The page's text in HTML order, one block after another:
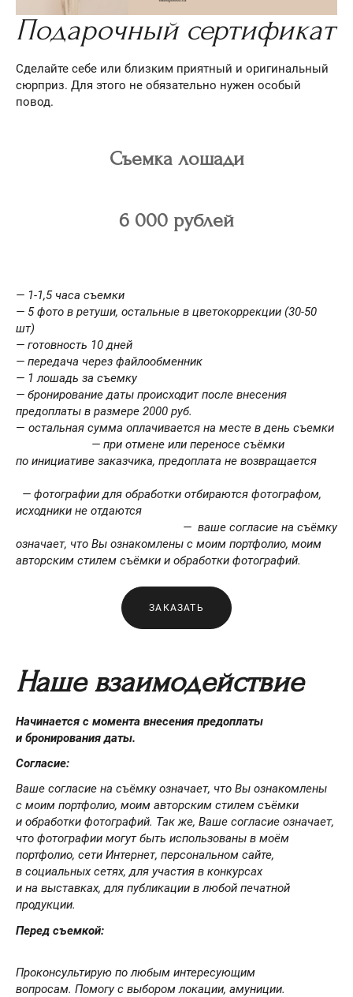
Подарочный сертификат
Сделайте себе или близким приятный и оригинальный
сюрприз. Для этого не обязательно нужен особый
повод.
Съемка лошади
6 000 рублей
— 1-1,5 часа съемки
— 5 фото в ретуши, остальные в цветокоррекции (30-50
шт)
— готовность 10 дней
— передача через файлообменник
— 1 лошадь за съемку
— бронирование даты происходит после внесения
предоплаты в размере 2000 руб.
— остальная сумма оплачивается на месте в день съемки
— при отмене или переносе съёмки
по инициативе заказчика, предоплата не возвращается
— фотографии для обработки отбираются фотографом,
исходники не отдаются
— ваше согласие на съёмку
означает, что Вы ознакомлены с моим портфолио, моим
авторским стилем съёмки и обработки фотографий.
ЗАКАЗАТЬ
Наше взаимодействие
Начинается с момента внесения предоплаты
и бронирования даты.
Согласие:
Ваше согласие на съёмку означает, что Вы ознакомлены
с моим портфолио, моим авторским стилем съёмки
и обработки фотографий. Так же, Ваше согласие означает,
что фотографии могут быть использованы в моём
портфолио, сети Интернет, персональном сайте,
в социальных сетях, для участия в конкурсах
и на выставках, для публикации в любой печатной
продукции.
Перед съемкой:
Проконсультирую по любым интересующим
вопросам. Помогу с выбором локации, амуниции.